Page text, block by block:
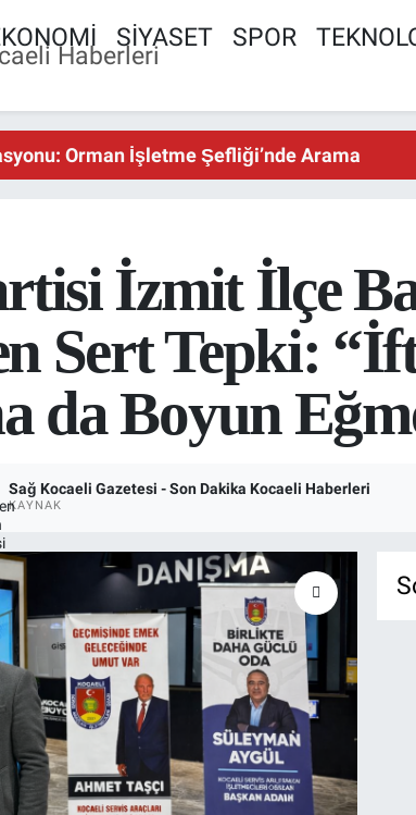
SİYASET SPOR
Orman İşletme Şefliği’nde Arama
Orman İşletme Şefliği’nde Arama
İzmit İlçe
Sert Tepki:
da Boyun
Sağ Kocaeli Gazetesi - Son Dakika Kocaeli Haberleri
KAYNAK